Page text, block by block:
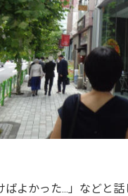
よかった...」などと